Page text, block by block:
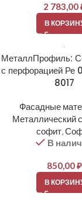
2 783,00
В
МеталлПрофиль:
с перфорацией Ре
8017
Фасадные
Металлический
софит,
В
850,00₽
В